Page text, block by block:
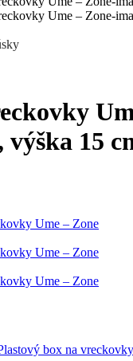
výška 15
Ume – Zone
Ume – Zone
Ume – Zone
box na